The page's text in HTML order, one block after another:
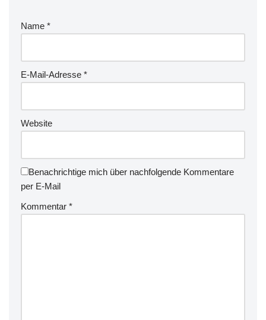
Name *
E-Mail-Adresse *
Website
Benachrichtige mich über nachfolgende Kommentare
per E-Mail
Kommentar *